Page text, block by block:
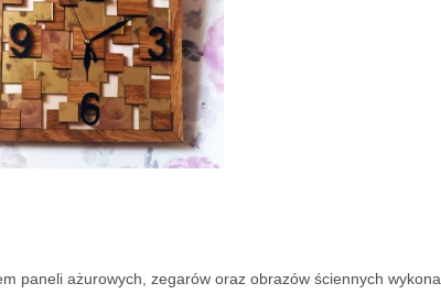
paneli ażurowych, zegarów oraz obrazów ściennych